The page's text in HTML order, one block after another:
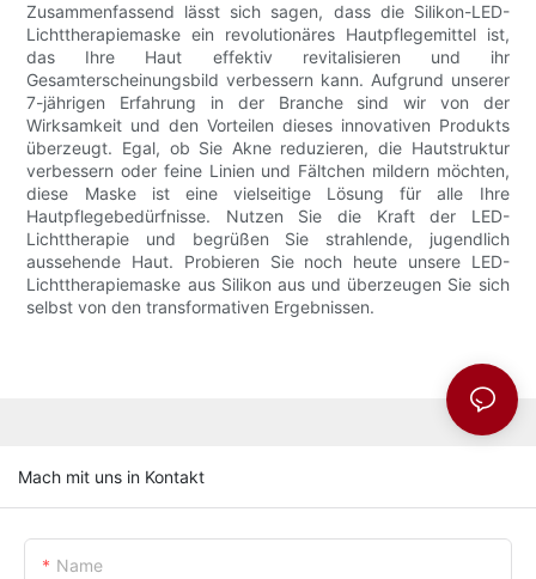
Zusammenfassend lässt sich sagen, dass die Silikon-LED-
Lichttherapiemaske ein revolutionäres Hautpflegemittel ist,
das Ihre Haut effektiv revitalisieren und ihr
Gesamterscheinungsbild verbessern kann. Aufgrund unserer
7-jährigen Erfahrung in der Branche sind wir von der
Wirksamkeit und den Vorteilen dieses innovativen Produkts
überzeugt. Egal, ob Sie Akne reduzieren, die Hautstruktur
verbessern oder feine Linien und Fältchen mildern möchten,
diese Maske ist eine vielseitige Lösung für alle Ihre
Hautpflegebedürfnisse. Nutzen Sie die Kraft der LED-
Lichttherapie und begrüßen Sie strahlende, jugendlich
aussehende Haut. Probieren Sie noch heute unsere LED-
Lichttherapiemaske aus Silikon aus und überzeugen Sie sich
selbst von den transformativen Ergebnissen.
Mach mit uns in Kontakt
Name